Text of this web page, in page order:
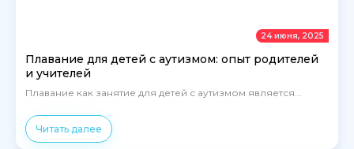
24 июня, 2025
Плавание для детей с аутизмом: опыт родителей
и учителей
Плавание как занятие для детей с аутизмом является...
Читать далее